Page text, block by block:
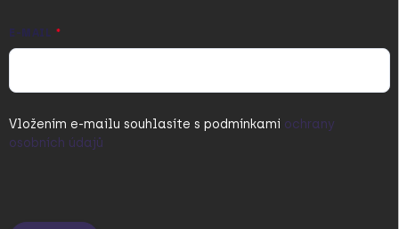
E-MAIL
Vložením e-mailu souhlasíte s podmínkami ochrany
osobních údajů